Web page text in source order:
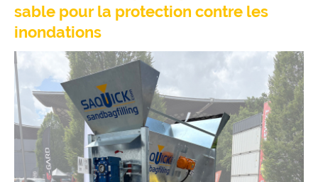
sable pour la protection contre les
inondations